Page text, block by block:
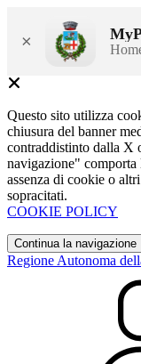
×
Questo sito utilizza
chiusura del banner
contraddistinto dalla X
navigazione"
assenza di cookie o
sopracitati.
COOKIE POLICY
Continua la navigazione
Regione Autonoma